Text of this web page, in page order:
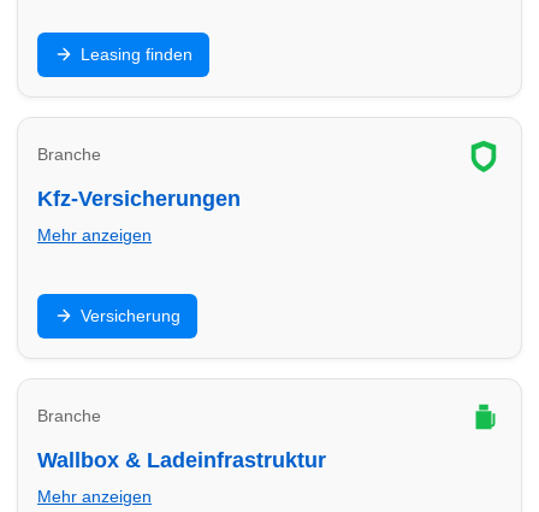
Privat- oder Gewerbeleasing: Finde Leasinganbieter
in Herten und vergleiche Laufzeit, Rate, Kilometer und
Service.
Leasing finden
Branche
Kfz-Versicherungen
Mehr anzeigen
Haftpflicht, Teilkasko, Vollkasko: Finde
Versicherungsberater in Herten und optimiere Preis,
Leistungen und Selbstbeteiligung.
Versicherung
Branche
Wallbox & Ladeinfrastruktur
Mehr anzeigen